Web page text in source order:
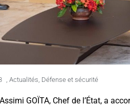
Actualités Défense et sécurité
GOÏTA, Chef de l’État, a